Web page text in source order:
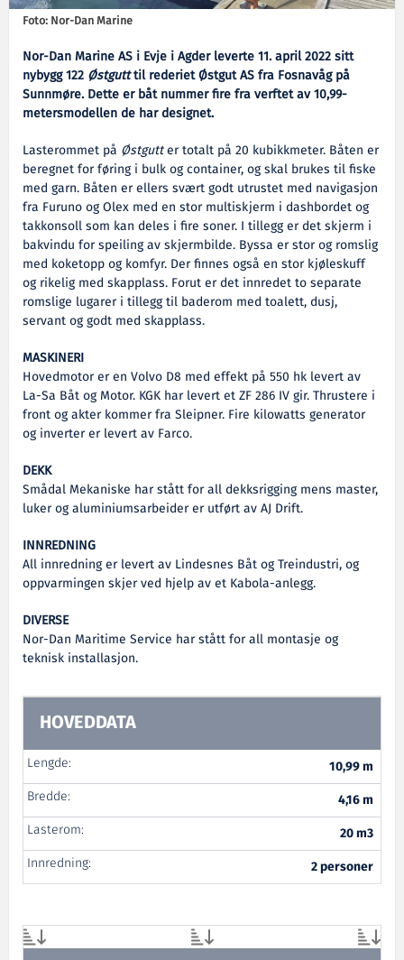
Foto: Nor-Dan Marine
Nor-Dan Marine AS i Evje i Agder leverte 11. april 2022 sitt
nybygg 122 Østgutttil rederiet Østgut AS fra Fosnavåg på
Sunnmøre. Dette er båt nummer fire fra verftet av 10,99-
metersmodellen de har designet.
Lasterommet på Østgutter totalt på 20 kubikkmeter. Båten er
beregnet for føring i bulk og container, og skal brukes til fiske
med garn. Båten er ellers svært godt utrustet med navigasjon
fra Furuno og Olex med en stor multiskjerm i dashbordet og
takkonsoll som kan deles i fire soner. I tillegg er det skjerm i
bakvindu for speiling av skjermbilde. Byssa er stor og romslig
med koketopp og komfyr. Der finnes også en stor kjøleskuff
og rikelig med skapplass. Forut er det innredet to separate
romslige lugarer i tillegg til baderom med toalett, dusj,
servant og godt med skapplass.
MASKINERI
Hovedmotor er en Volvo D8 med effekt på 550 hk levert av
La-Sa Båt og Motor. KGK har levert et ZF 286 IV gir. Thrustere i
front og akter kommer fra Sleipner. Fire kilowatts generator
og inverter er levert av Farco.
DEKK
Smådal Mekaniske har stått for all dekksrigging mens master,
luker og aluminiumsarbeider er utført av AJ Drift.
INNREDNING
All innredning er levert av Lindesnes Båt og Treindustri, og
oppvarmingen skjer ved hjelp av et Kabola-anlegg.
DIVERSE
Nor-Dan Maritime Service har stått for all montasje og
teknisk installasjon.
HOVEDDATA
Lengde:
10,99 m
Bredde:
4,16 m
Lasterom:
20 m3
Innredning:
2 personer